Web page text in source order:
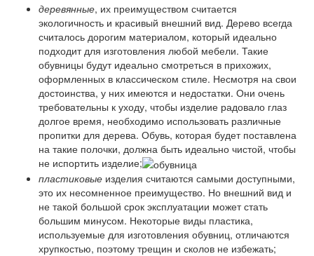
деревянные, их преимуществом считается
экологичность и красивый внешний вид. Дерево всегда
считалось дорогим материалом, который идеально
подходит для изготовления любой мебели. Такие
обувницы будут идеально смотреться в прихожих,
оформленных в классическом стиле. Несмотря на свои
достоинства, у них имеются и недостатки. Они очень
требовательны к уходу, чтобы изделие радовало глаз
долгое время, необходимо использовать различные
пропитки для дерева. Обувь, которая будет поставлена
на такие полочки, должна быть идеально чистой, чтобы
не испортить изделие;
пластиковые изделия считаются самыми доступными,
это их несомненное преимущество. Но внешний вид и
не такой большой срок эксплуатации может стать
большим минусом. Некоторые виды пластика,
используемые для изготовления обувниц, отличаются
хрупкостью, поэтому трещин и сколов не избежать;